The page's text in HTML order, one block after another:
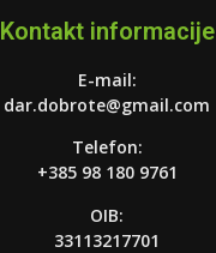
Kontakt informacije
E-mail:
dar.dobrote@gmail.com
Telefon:
+385 98 180 9761
OIB:
33113217701